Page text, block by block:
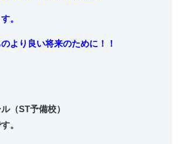
。
より良い将来のために！！
（ST予備校）
。